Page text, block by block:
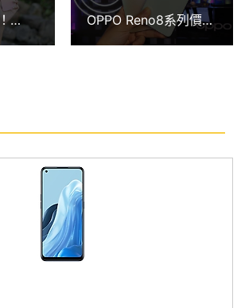
超級閃充。新增隔空操作
要透過手掌按壓的懸浮手勢，可在
播放影片。
(8GB/256GB) 後置 5,000 萬畫素
素超廣角鏡頭 + 200 萬畫素微距鏡
夜景模式，可提升 4 倍夜間錄影的
萬畫素鏡頭，具備硬體級
逆光或黑暗場景拍攝，也能捕捉清
MC9
OPPO Reno8系列價格
15990起 Reno8 Pro規